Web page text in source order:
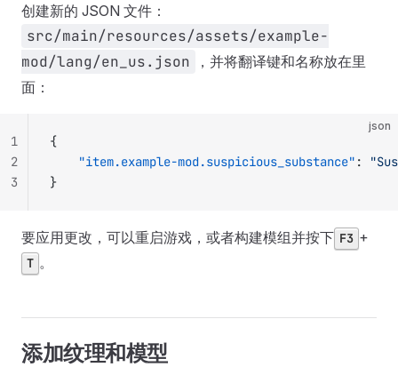
创建新的 JSON 文件：
src/main/resources/assets/example-
mod/lang/en_us.json
，并将翻译键和名称放在里
面：
json
{
    "item.example-mod.suspicious_substance"
:
}
1
2
3
要应用更改，可以重启游戏，或者构建模组并按下 F3 +
T 。
添加纹理和模型